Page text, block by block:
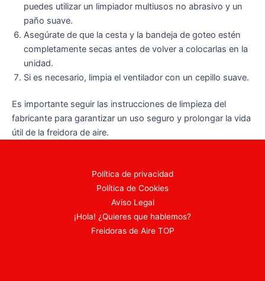
puedes utilizar un limpiador multiusos no abrasivo y un
paño suave.
Asegúrate de que la cesta y la bandeja de goteo estén
completamente secas antes de volver a colocarlas en la
unidad.
Si es necesario, limpia el ventilador con un cepillo suave.
Es importante seguir las instrucciones de limpieza del
fabricante para garantizar un uso seguro y prolongar la vida
útil de la freidora de aire.
Política de privacidad
Política de Cookies
Aviso Legal
¡Hola! ¿Quieres que hablemos?
Freidoras de Aire TOP